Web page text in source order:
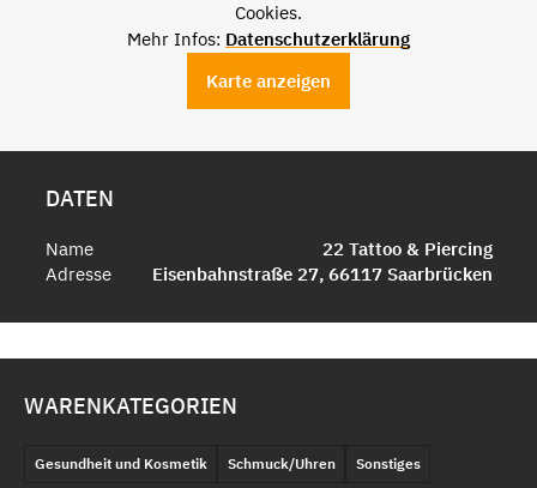
Cookies.
Mehr Infos: Datenschutzerklärung
Karte anzeigen
DATEN
Name
22 Tattoo & Piercing
Adresse
Eisenbahnstraße 27, 66117 Saarbrücken
WARENKATEGORIEN
Gesundheit und Kosmetik Schmuck/Uhren Sonstiges